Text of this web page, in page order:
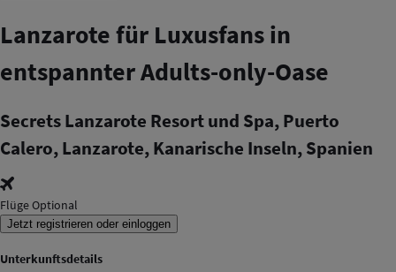
Lanzarote für Luxusfans in
entspannter Adults-only-Oase
Secrets Lanzarote Resort und Spa, Puerto
Calero, Lanzarote, Kanarische Inseln, Spanien
Flüge Optional
Jetzt registrieren oder einloggen
Unterkunftsdetails